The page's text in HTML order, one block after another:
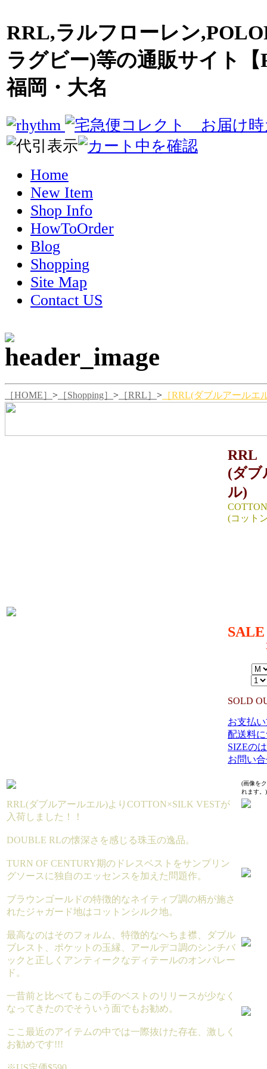
RRL,ラルフローレン
ラグビー)等の通販サイト
福岡・大名
Home
New Item
Shop Info
HowToOrder
Blog
Shopping
Site Map
Contact US
［HOME］ > ［Shopping］ > ［RRL］ > ［RRL(ダブルアール
RRL
(ダブ
ル)
(コット
SALE
SOLD
お支払
配送料
SIZEの
お問い
(画像を
れます。)
RRL(ダブルアールエル)よりCOTTON×SILK VESTが
入荷しました！！
DOUBLE RLの懐深さを感じる珠玉の逸品。
TURN OF CENTURY期のドレスベストをサンプリン
グソースに独自のエッセンスを加えた問題作。
ブラウンゴールドの特徴的なネイティブ調の柄が施さ
れたジャガード地はコットンシルク地。
最高なのはそのフォルム、特徴的なへちま襟、ダブル
ブレスト、ポケットの玉縁、アールデコ調のシンチバ
ックと正しくアンティークなディテールのオンパレー
ド。
一昔前と比べてもこの手のベストのリリースが少なく
なってきたのでそういう面でもお勧め。
ここ最近のアイテムの中では一際抜けた存在、激しく
お勧めです!!!